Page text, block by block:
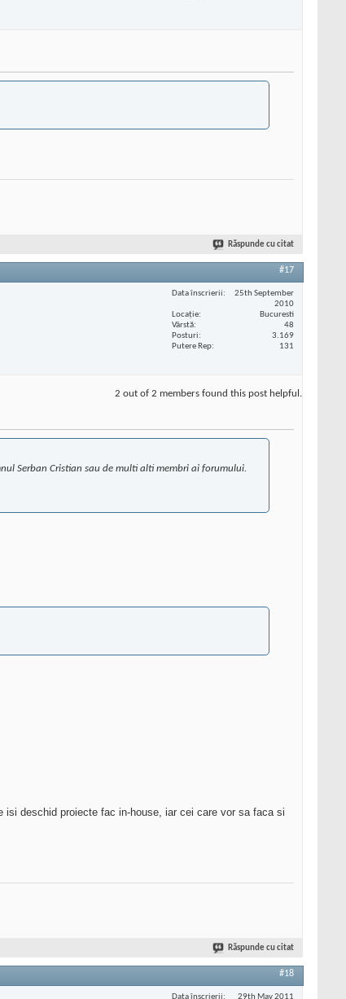
Răspunde cu citat
#17
Data înscrierii
25th September
2010
Locaţie
Bucuresti
Vârstă
48
Posturi
3.169
Putere Rep
131
2 out of 2 members found this post helpful.
Serban Cristian sau de multi alti membri ai forumului.
deschid proiecte fac in-house, iar cei care vor sa faca si
Răspunde cu citat
#18
Data înscrierii 29th May 2011